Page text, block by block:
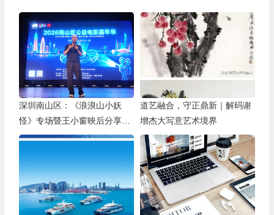
深圳南山区：《浪浪山小妖
怪》专场暨王小窗映后分享会
举办
道艺融合，守正鼎新｜解码谢
增杰大写意艺术境界